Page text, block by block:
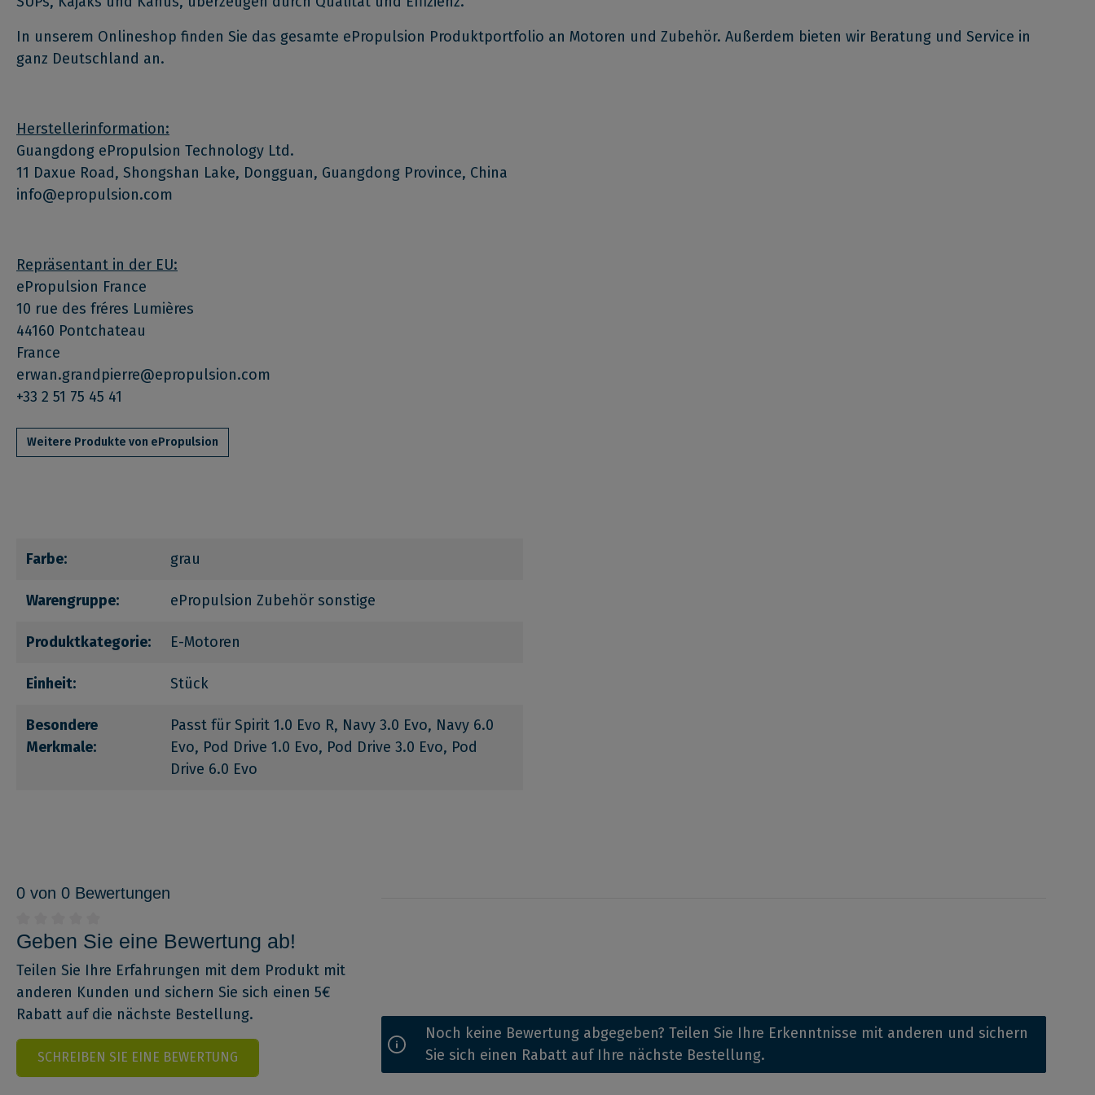
In unserem Onlineshop finden Sie das gesamte ePropulsion Produktportfolio an Motoren und Zubehör. Außerdem bieten wir Beratung und Service in
ganz Deutschland an.
Herstellerinformation:
Guangdong ePropulsion Technology Ltd.
11 Daxue Road, Shongshan Lake, Dongguan, Guangdong Province, China
info@epropulsion.com
Repräsentant in der EU:
ePropulsion France
10 rue des fréres Lumières
44160 Pontchateau
France
erwan.grandpierre@epropulsion.com
+33 2 51 75 45 41
Weitere Produkte von ePropulsion
Farbe: grau
Warengruppe: ePropulsion Zubehör sonstige
Produktkategorie: E-Motoren
Einheit: Stück
Besondere
Merkmale:
Passt für Spirit 1.0 Evo R, Navy 3.0 Evo, Navy 6.0
Evo, Pod Drive 1.0 Evo, Pod Drive 3.0 Evo, Pod
Drive 6.0 Evo
0 von 0 Bewertungen
Geben Sie eine Bewertung ab!
Teilen Sie Ihre Erfahrungen mit dem Produkt mit
anderen Kunden und sichern Sie sich einen 5€
Rabatt auf die nächste Bestellung.
SCHREIBEN SIE EINE BEWERTUNG
Noch keine Bewertung abgegeben? Teilen Sie Ihre Erkenntnisse mit anderen und sichern
Sie sich einen Rabatt auf Ihre nächste Bestellung.